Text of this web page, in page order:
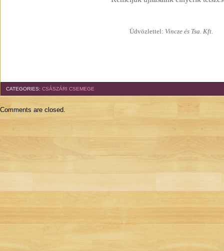
Üdvözlettel: Vincze és Tsa. Kft.
CATEGORIES: CSÁSZÁRI CSEMEGE
Comments are closed.